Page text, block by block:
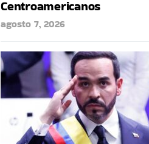
Centroamericanos
agosto 7, 2026